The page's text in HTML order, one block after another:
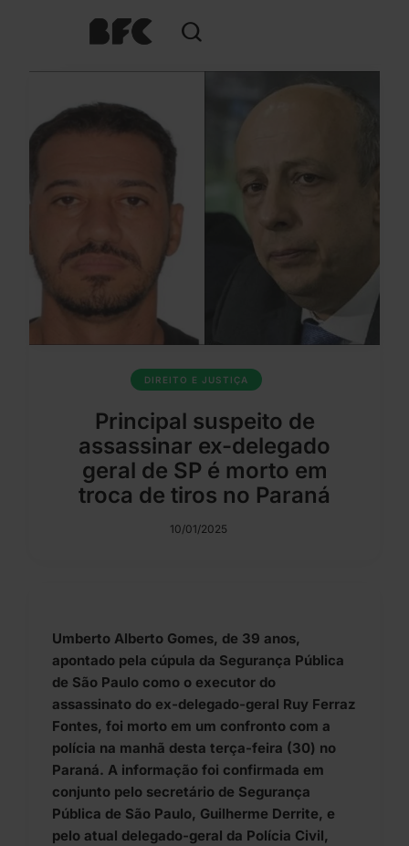
DIREITO E JUSTIÇA
Principal suspeito de
assassinar ex-delegado
geral de SP é morto em
troca de tiros no Paraná
10/01/2025
Umberto Alberto Gomes, de 39 anos,
apontado pela cúpula da Segurança Pública
de São Paulo como o executor do
assassinato do ex-delegado-geral Ruy Ferraz
Fontes, foi morto em um confronto com a
polícia na manhã desta terça-feira (30) no
Paraná. A informação foi confirmada em
conjunto pelo secretário de Segurança
Pública de São Paulo, Guilherme Derrite, e
pelo atual delegado-geral da Polícia Civil,